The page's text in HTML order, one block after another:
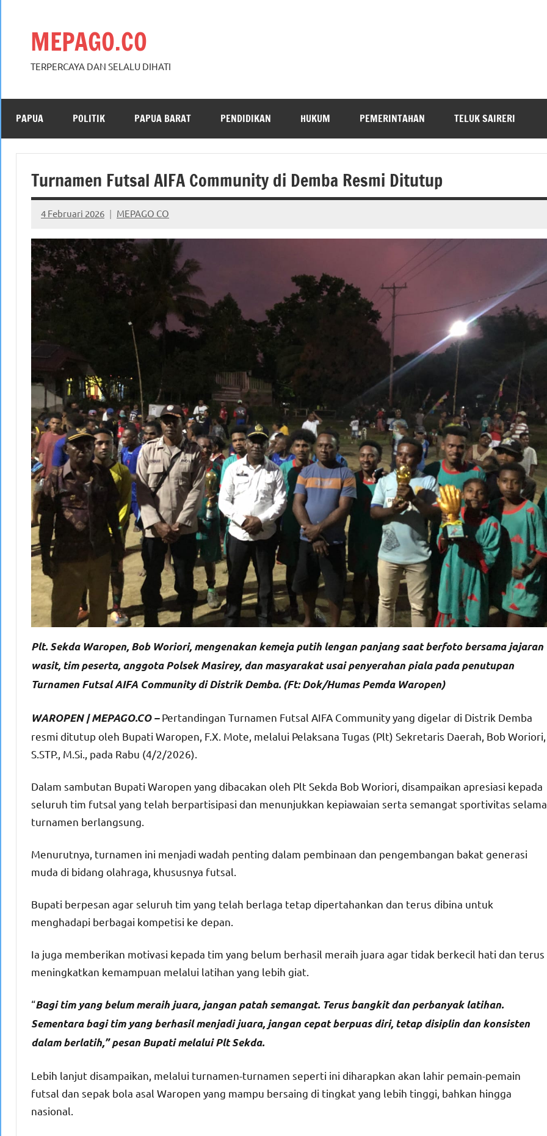
MEPAGO.CO
TERPERCAYA DAN SELALU DIHATI
PAPUA POLITIK PAPUA BARAT PENDIDIKAN HUKUM PEMERINTAHAN TELUK SAIRERI
Turnamen Futsal AIFA Community di Demba Resmi Ditutup
4 Februari 2026 MEPAGO CO
No
comments
Plt. Sekda Waropen, Bob Woriori, mengenakan kemeja putih lengan panjang saat berfoto bersama jajaran
wasit, tim peserta, anggota Polsek Masirey, dan masyarakat usai penyerahan piala pada penutupan
Turnamen Futsal AIFA Community di Distrik Demba. (Ft: Dok/Humas Pemda Waropen)
WAROPEN | MEPAGO.CO – Pertandingan Turnamen Futsal AIFA Community yang digelar di Distrik Demba
resmi ditutup oleh Bupati Waropen, F.X. Mote, melalui Pelaksana Tugas (Plt) Sekretaris Daerah, Bob Woriori,
S.STP., M.Si., pada Rabu (4/2/2026).
Dalam sambutan Bupati Waropen yang dibacakan oleh Plt Sekda Bob Woriori, disampaikan apresiasi kepada
seluruh tim futsal yang telah berpartisipasi dan menunjukkan kepiawaian serta semangat sportivitas selama
turnamen berlangsung.
Menurutnya, turnamen ini menjadi wadah penting dalam pembinaan dan pengembangan bakat generasi
muda di bidang olahraga, khususnya futsal.
Bupati berpesan agar seluruh tim yang telah berlaga tetap dipertahankan dan terus dibina untuk
menghadapi berbagai kompetisi ke depan.
Ia juga memberikan motivasi kepada tim yang belum berhasil meraih juara agar tidak berkecil hati dan terus
meningkatkan kemampuan melalui latihan yang lebih giat.
“Bagi tim yang belum meraih juara, jangan patah semangat. Terus bangkit dan perbanyak latihan.
Sementara bagi tim yang berhasil menjadi juara, jangan cepat berpuas diri, tetap disiplin dan konsisten
dalam berlatih,” pesan Bupati melalui Plt Sekda.
Lebih lanjut disampaikan, melalui turnamen-turnamen seperti ini diharapkan akan lahir pemain-pemain
futsal dan sepak bola asal Waropen yang mampu bersaing di tingkat yang lebih tinggi, bahkan hingga
nasional.